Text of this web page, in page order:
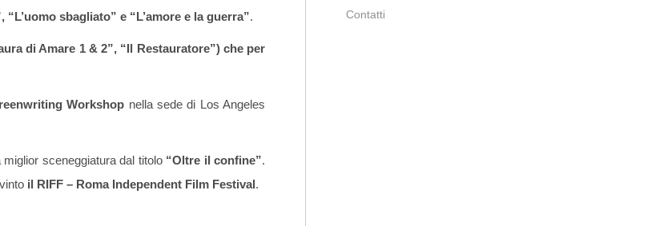
sbagliato” e “L’amore e la guerra”.
di Amare 1 & 2”, “Il Restauratore”) che per
Workshop nella sede di Los Angeles
miglior sceneggiatura dal titolo “Oltre il confine”.
il RIFF – Roma Independent Film Festival.
Contatti